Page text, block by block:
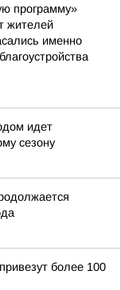
программу»
жителей
именно
идет
сезону
более 100